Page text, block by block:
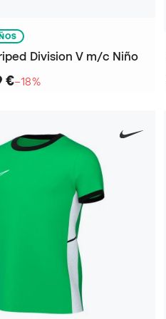
Division V m/c Niño
€−18%